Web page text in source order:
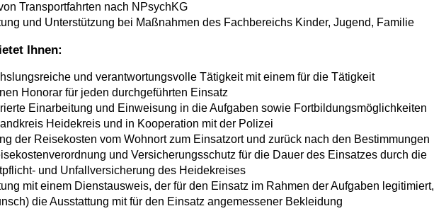
Transportfahrten nach NPsychKG
und Unterstützung bei Maßnahmen des Fachbereichs Kinder, Jugend, Familie
Ihnen:
und verantwortungsvolle Tätigkeit mit einem für die Tätigkeit
Honorar für jeden durchgeführten Einsatz
Einarbeitung und Einweisung in die Aufgaben sowie Fortbildungsmöglichkeiten
Heidekreis und in Kooperation mit der Polizei
der Reisekosten vom Wohnort zum Einsatzort und zurück nach den Bestimmungen
und Versicherungsschutz für die Dauer des Einsatzes durch die
und Unfallversicherung des Heidekreises
mit einem Dienstausweis, der für den Einsatz im Rahmen der Aufgaben legitimiert,
die Ausstattung mit für den Einsatz angemessener Bekleidung